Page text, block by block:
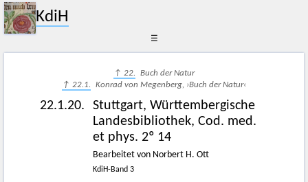
KdiH
☰
↑ 22. Buch der Natur
↑ 22.1. Konrad von Megenberg, ›Buch der Natur‹
22.1.20.
Stuttgart, Württembergische
Landesbibliothek, Cod. med.
et phys. 2º 14
Bearbeitet von Norbert H. Ott
KdiH-Band 3